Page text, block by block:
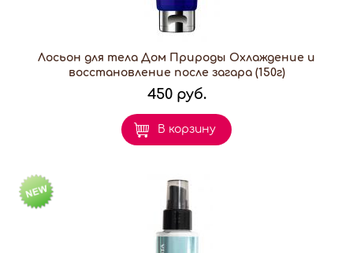
Лосьон для тела Дом Природы Охлаждение и
восстановление после загара (150г)
450 руб.
В корзину